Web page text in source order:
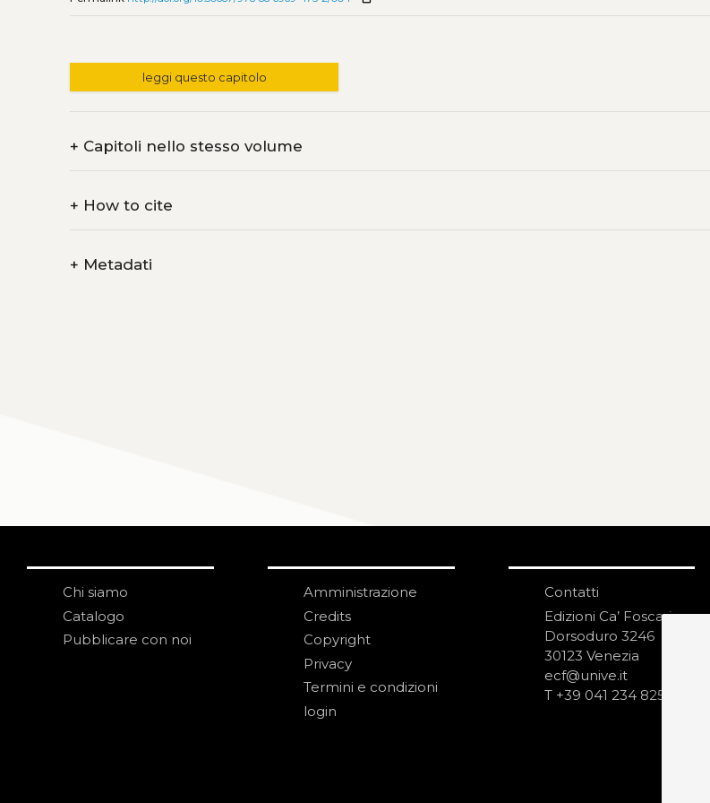
leggi questo capitolo
+ Capitoli nello stesso volume
+ How to cite
+ Metadati
Chi siamo
Catalogo
Pubblicare con noi
Amministrazione
Credits
Copyright
Privacy
Termini e condizioni
login
Contatti
Edizioni Ca’ Foscari
Dorsoduro 3246
30123 Venezia
ecf@unive.it
T +39 041 234 8250